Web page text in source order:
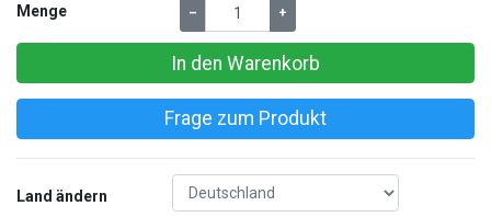
Menge – +
In den Warenkorb
Frage zum Produkt
Land ändern